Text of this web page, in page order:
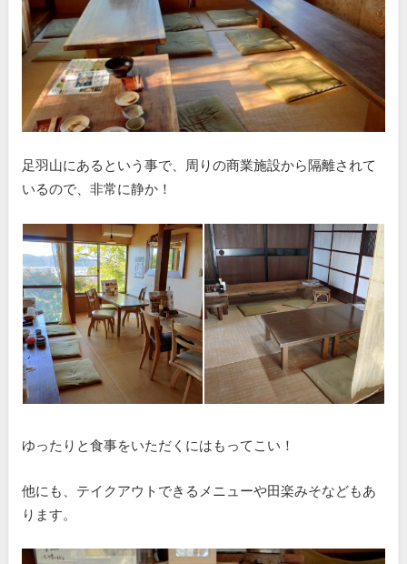
足羽山にあるという事で、周りの商業施設から隔離されて
いるので、非常に静か！
ゆったりと食事をいただくにはもってこい！
他にも、テイクアウトできるメニューや田楽みそなどもあ
ります。